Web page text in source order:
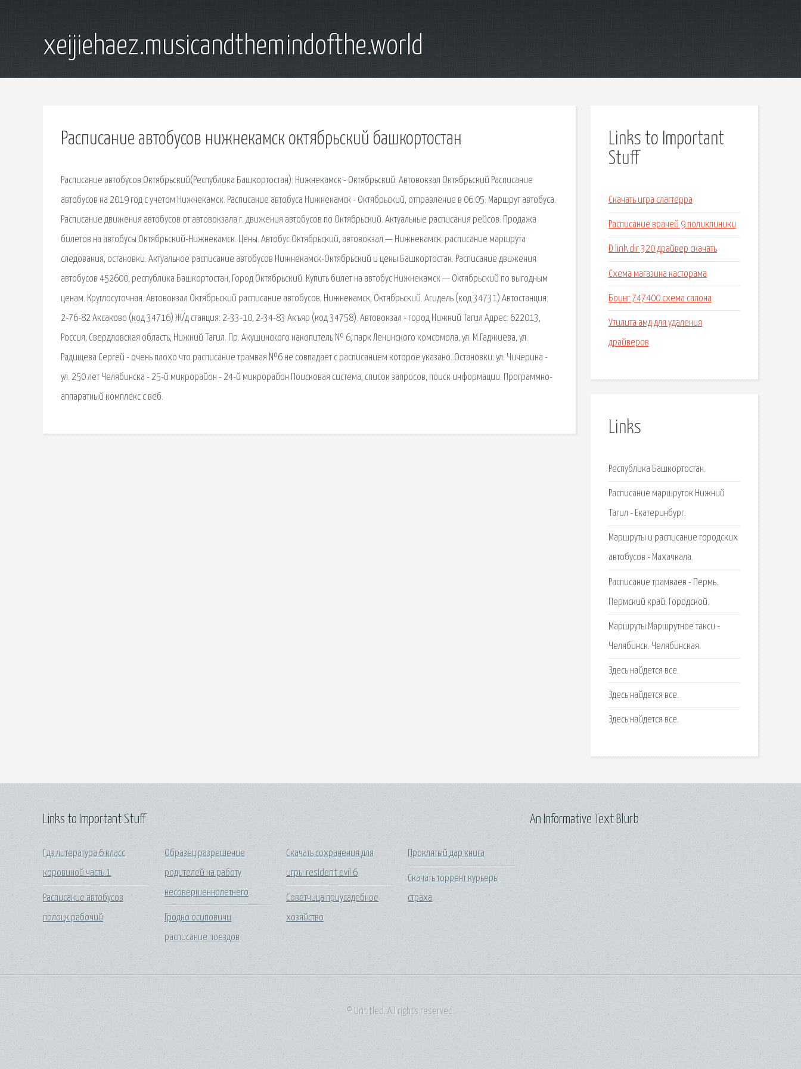
xeijiehaez.musicandthemindofthe.world
Расписание автобусов нижнекамск октябрьский башкортостан
Расписание автобусов Октябрьский(Республика Башкортостан): Нижнекамск - Октябрьский. Автовокзал Октябрьский Расписание
автобусов на 2019 год с учетом Нижнекамск. Расписание автобуса Нижнекамск - Октябрьский, отправление в 06:05. Маршрут автобуса.
Расписание движения автобусов от автовокзала г. движения автобусов по Октябрьский. Актуальные расписания рейсов. Продажа
билетов на автобусы Октябрьский-Нижнекамск. Цены. Автобус Октябрьский, автовокзал — Нижнекамск: расписание маршрута
следования, остановки. Актуальное расписание автобусов Нижнекамск-Октябрьский и цены Башкортостан. Расписание движения
автобусов 452600, республика Башкортостан, Город Октябрьский. Купить билет на автобус Нижнекамск — Октябрьский по выгодным
ценам. Круглосуточная. Автовокзал Октябрьский расписание автобусов, Нижнекамск, Октябрьский. Агидель (код 34731) Автостанция:
2-76-82 Аксаково (код 34716) Ж/д станция: 2-33-10, 2-34-83 Акъяр (код 34758). Автовокзал - город Нижний Тагил Адрес: 622013,
Россия, Свердловская область, Нижний Тагил. Пр. Акушинского накопитель № 6, парк Ленинского комсомола, ул. М.Гаджиева, ул.
Радищева Сергей - очень плохо что расписание трамвая №6 не совпадает с расписанием которое указано. Остановки: ул. Чичерина -
ул. 250 лет Челябинска - 25-й микрорайон - 24-й микрорайон Поисковая сиcтема, список запросов, поиск информации. Программно-
аппаратный комплекс с веб.
Links to Important
Stuff
Скачать игра слагтерра
Расписание врачей 9 поликлиники
D link dir 320 драйвер скачать
Схема магазина касторама
Боинг 747400 схема салона
Утилита амд для удаления
драйверов
Links
Республика Башкортостан.
Расписание маршруток Нижний
Тагил - Екатеринбург.
Маршруты и расписание городских
автобусов - Махачкала.
Расписание трамваев - Пермь.
Пермский край. Городской.
Маршруты Маршрутное такси -
Челябинск. Челябинская.
Здесь найдется все.
Здесь найдется все.
Здесь найдется все.
Links to Important Stuff
Гдз литература 6 класс
коровиной часть 1
Расписание автобусов
полоцк рабочий
Образец разрешение
родителей на работу
несовершеннолетнего
Гродно осиповичи
расписание поездов
Скачать сохранения для
игры resident evil 6
Советчица приусадебное
хозяйство
Проклятый дар книга
Скачать торрент курьеры
страха
An Informative Text Blurb
© Untitled. All rights reserved.